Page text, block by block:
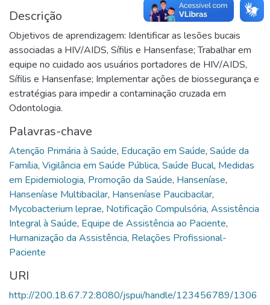
Descrição
Objetivos de aprendizagem: Identificar as lesões bucais
associadas a HIV/AIDS, Sífilis e Hansenfase; Trabalhar em
equipe no cuidado aos usuários portadores de HIV/AIDS,
Sífilis e Hansenfase; Implementar ações de biossegurança e
estratégias para impedir a contaminação cruzada em
Odontologia.
Palavras-chave
Atenção Primária à Saúde, Educação em Saúde, Saúde da
Família, Vigilância em Saúde Pública, Saúde Bucal, Medidas
em Epidemiologia, Promoção da Saúde, Hanseníase,
Hanseníase Multibacilar, Hanseníase Paucibacilar,
Mycobacterium leprae, Notificação Compulsória, Assistência
Integral à Saúde, Equipe de Assistência ao Paciente,
Humanização da Assistência, Relações Profissional-
Paciente
URI
http://200.18.67.72:8080/jspui/handle/123456789/1306